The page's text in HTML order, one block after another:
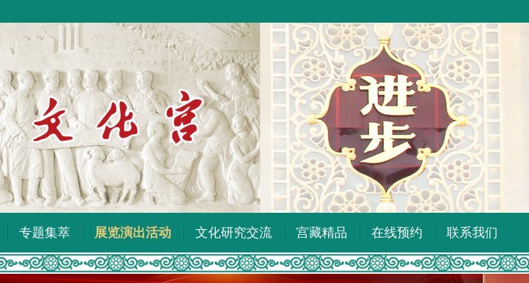
专题集萃 展览演出活动 文化研究交流 宫藏精品 在线预约 联系我们